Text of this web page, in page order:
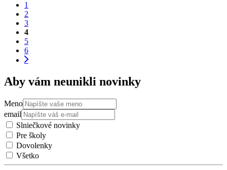
1
2
3
4
5
6
Aby vám neunikli novinky
Meno
email
Slniečkové novinky
Pre školy
Dovolenky
Všetko